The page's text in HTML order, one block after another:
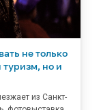
не только
но и
из Санкт-